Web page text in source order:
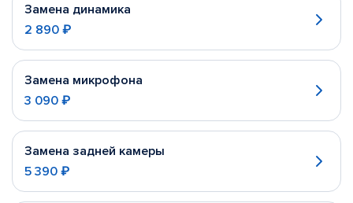
Замена динамика
2 890 ₽
Замена микрофона
3 090 ₽
Замена задней камеры
5 390 ₽